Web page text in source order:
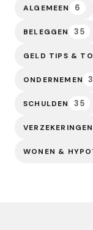
ALGEMEEN 6
BELEGGEN 35
GELD TIPS &
ONDERNEMEN
SCHULDEN 35
VERZEKERINGEN
WONEN &